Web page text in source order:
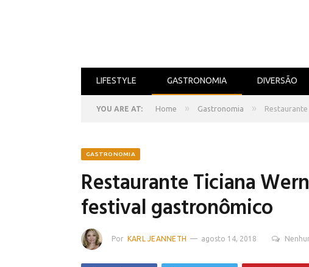
LIFESTYLE GASTRONOMIA DIVERSÃO
YOU ARE AT: Home » Gastronomia »
GASTRONOMIA
Restaurante Ticiana
festival gastronômico
Por KARL JEANNETH agosto 14, 2018